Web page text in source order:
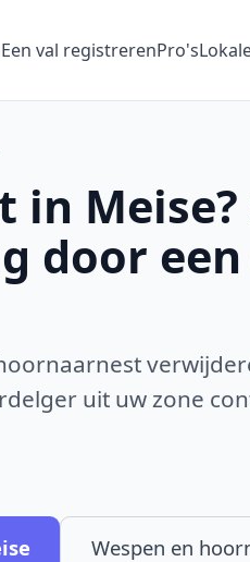
Een val registrerenPro's
in
door
uit uw zone
Wespen en